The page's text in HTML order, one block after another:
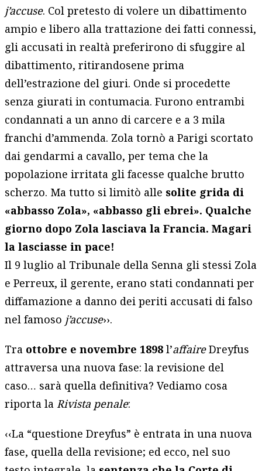
j’accuse. Col pretesto di volere un dibattimento
ampio e libero alla trattazione dei fatti connessi,
gli accusati in realtà preferirono di sfuggire al
dibattimento, ritirandosene prima
dell’estrazione del giuri. Onde si procedette
senza giurati in contumacia. Furono entrambi
condannati a un anno di carcere e a 3 mila
franchi d’ammenda. Zola tornò a Parigi scortato
dai gendarmi a cavallo, per tema che la
popolazione irritata gli facesse qualche brutto
scherzo. Ma tutto si limitò alle solite grida di
«abbasso Zola», «abbasso gli ebrei». Qualche
giorno dopo Zola lasciava la Francia. Magari
la lasciasse in pace!
Il 9 luglio al Tribunale della Senna gli stessi Zola
e Perreux, il gerente, erano stati condannati per
diffamazione a danno dei periti accusati di falso
nel famoso j’accuse››.
Tra ottobre e novembre 1898 l’affaireDreyfus
attraversa una nuova fase: la revisione del
caso… sarà quella definitiva? Vediamo cosa
riporta laRivista penale:
‹‹La “questione Dreyfus” è entrata in una nuova
fase, quella della revisione; ed ecco, nel suo